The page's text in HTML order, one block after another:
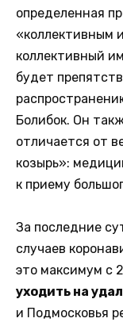
определенная
«коллективным
коллективный
будет
Болибок. Он
отличается от
козырь»:
к приему
За последние
случаев
это максимум с
уходить на
и Подмосковья